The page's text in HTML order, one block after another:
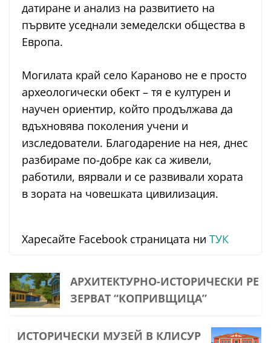
датиране и анализ на развитието на
първите уседнали земеделски общества в
Европа.
Могилата край село Караново не е просто
археологически обект – тя е културен и
научен ориентир, който продължава да
вдъхновява поколения учени и
изследователи. Благодарение на нея, днес
разбираме по-добре как са живели,
работили, вярвали и се развивали хората
в зората на човешката цивилизация.
Харесайте Facebook страницата ни ТУК
АРХИТЕКТУРНО-ИСТОРИЧЕСКИ РЕ
ЗЕРВАТ “КОПРИВЩИЦА”
ИСТОРИЧЕСКИ МУЗЕЙ В КЛИСУР